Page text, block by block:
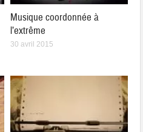
Musique coordonnée à
l’extrême
30 avril 2015